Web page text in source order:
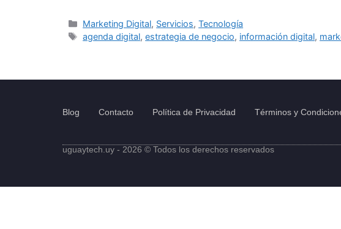
Marketing Digital, Servicios,Tecnología
agenda digital,estrategia de negocio, información digital,
Blog Contacto Política de Privacidad Términos y
uguaytech.uy - 2026 © Todos los derechos reservados